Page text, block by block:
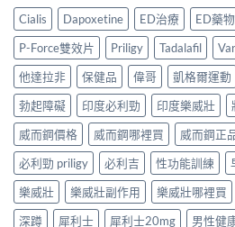
Cialis Dapoxetine ED治療 ED藥
P-Force雙效片
Priligy Tadalafil
他達拉非
保健品 偉哥 凱格爾運動
勃起障礙
印度必利勁 印度樂威壯
威而鋼價格
威而鋼哪裡買 威而鋼正
必利勁 priligy
必利吉 性功能訓練
樂威壯
樂威壯副作用 樂威壯哪裡買
深蹲
犀利士 犀利士20mg 男性健